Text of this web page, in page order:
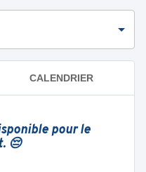
CALENDRIER
pour le
😔